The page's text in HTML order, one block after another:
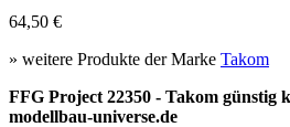
64,50 €
» weitere Produkte der Marke Takom
FFG Project 22350 - Takom günstig
modellbau-universe.de